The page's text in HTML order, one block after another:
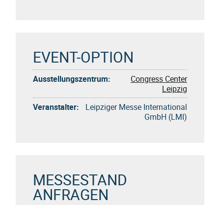
EVENT-OPTION
Ausstellungszentrum:
Congress Center
Leipzig
Veranstalter:
Leipziger Messe International
GmbH (LMI)
MESSESTAND
ANFRAGEN